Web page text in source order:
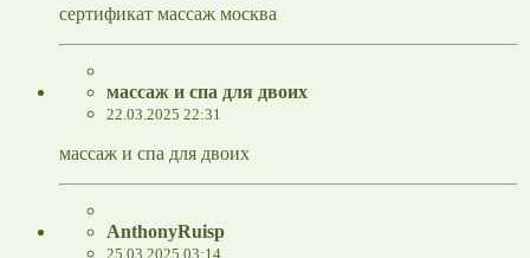
сертификат массаж москва
массаж и спа для двоих
22.03.2025 22:31
массаж и спа для двоих
AnthonyRuisp
25.03.2025 03:14